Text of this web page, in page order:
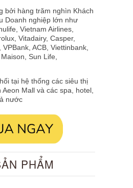
bởi hàng trăm nghìn Khách
Doanh nghiệp lớn như
Vietnam Airlines,
Vitadairy, Casper,
ACB, Viettinbank,
Sun Life,
tại hệ thống các siêu thị
Aeon Mall và các spa, hotel,
nước
PHẨM